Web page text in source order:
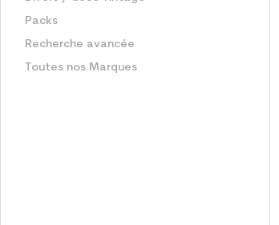
Packs
Recherche avancée
Toutes nos Marques